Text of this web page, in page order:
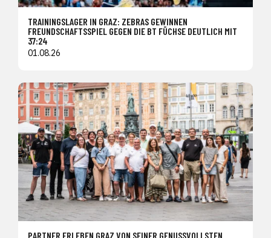
TRAININGSLAGER IN GRAZ: ZEBRAS GEWINNEN
FREUNDSCHAFTSSPIEL GEGEN DIE BT FÜCHSE DEUTLICH MIT
37:24
01.08.26
PARTNER ERLEBEN GRAZ VON SEINER GENUSSVOLLSTEN